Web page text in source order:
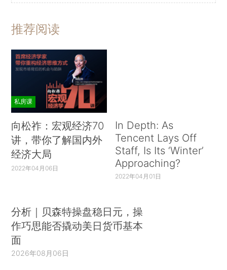
推荐阅读
私房课
向松祚：宏观经济70
讲，带你了解国内外
经济大局
2022年04月06日
In Depth: As
Tencent Lays Off
Staff, Is Its ‘Winter’
Approaching?
2022年04月01日
分析｜贝森特操盘稳日元，操
作巧思能否撬动美日货币基本
面
2026年08月06日